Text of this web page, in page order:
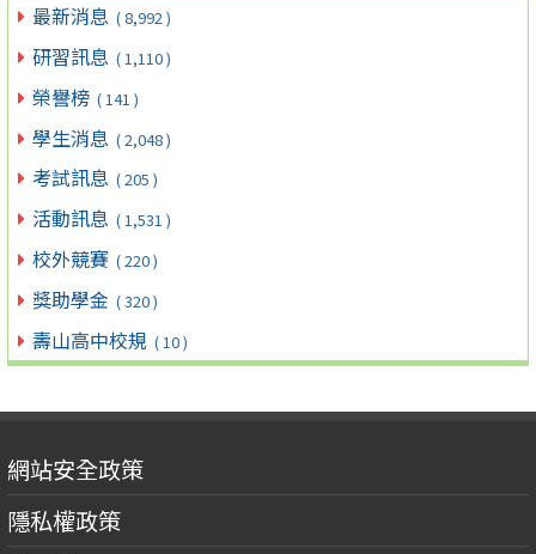
最新消息 ( 8,992 )
研習訊息 ( 1,110 )
榮譽榜 ( 141 )
學生消息 ( 2,048 )
考試訊息 ( 205 )
活動訊息 ( 1,531 )
校外競賽 ( 220 )
獎助學金 ( 320 )
壽山高中校規 ( 10 )
網站安全政策
隱私權政策